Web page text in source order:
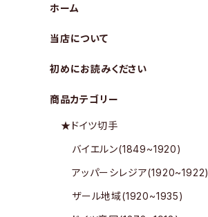
ホーム
当店について
初めにお読みください
商品カテゴリー
★ドイツ切手
バイエルン(1849~1920)
アッパーシレジア(1920~1922)
ザール地域(1920~1935)